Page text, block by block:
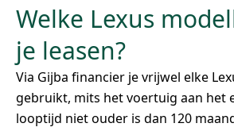
Welke Lexus
je leasen?
Via Gijba financier je vrijwel elke
gebruikt, mits het voertuig aan het
looptijd niet ouder is dan 120